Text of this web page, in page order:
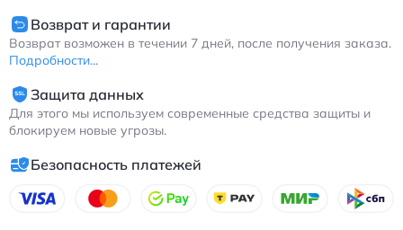
Возврат и гарантии
Возврат возможен в течении 7 дней, после получения заказа.
Подробности...
Защита данных
Для этого мы используем современные средства защиты и
блокируем новые угрозы.
Безопасность платежей